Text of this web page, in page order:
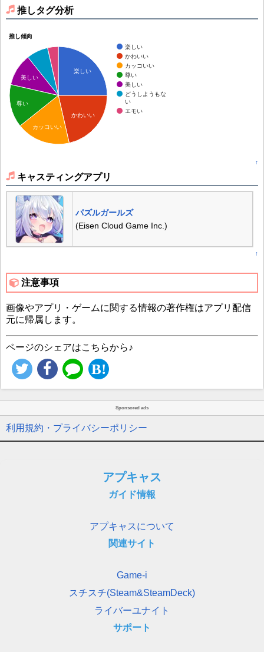
推しタグ分析
推し傾向
楽しい
かわいい
カッコいい
尊い
美しい
どうしようもな
い
エモい
楽しい
かわいい
美しい
尊い
カッコいい
↑
キャスティングアプリ
パズルガールズ
(Eisen Cloud Game Inc.)
↑
注意事項
画像やアプリ・ゲームに関する情報の著作権はアプリ配信
元に帰属します。
ページのシェアはこちらから♪
Sponsored ads
利用規約・プライバシーポリシー
アプキャス
ガイド情報
アプキャスについて
関連サイト
Game-i
スチスチ(Steam&SteamDeck)
ライバーユナイト
サポート